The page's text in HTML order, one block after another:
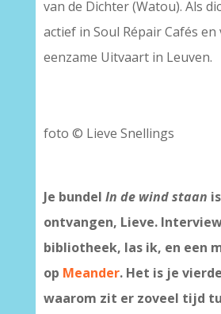
van de Dichter (Watou). Als
actief in Soul Répair Cafés en
eenzame Uitvaart in Leuven.
foto © Lieve Snellings
Je bundel In de wind staan
ontvangen, Lieve.
bibliotheek, las ik, en een
op Meander. Het is je
waarom zit er zoveel tijd